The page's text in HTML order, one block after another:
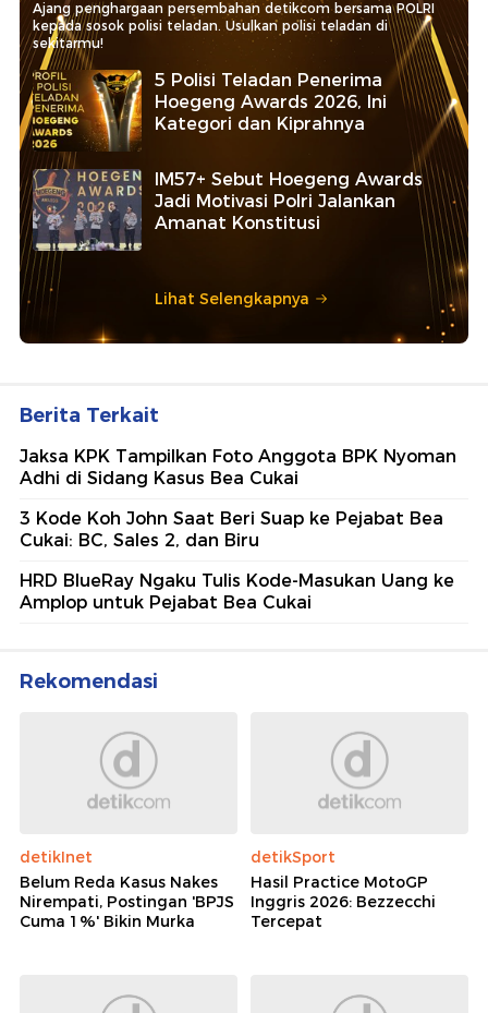
Ajang penghargaan persembahan detikcom bersama POLRI
kepada sosok polisi teladan. Usulkan polisi teladan di
sekitarmu!
5 Polisi Teladan Penerima
Hoegeng Awards 2026, Ini
Kategori dan Kiprahnya
IM57+ Sebut Hoegeng Awards
Jadi Motivasi Polri Jalankan
Amanat Konstitusi
Lihat Selengkapnya
Berita Terkait
Jaksa KPK Tampilkan Foto Anggota BPK Nyoman
Adhi di Sidang Kasus Bea Cukai
3 Kode Koh John Saat Beri Suap ke Pejabat Bea
Cukai: BC, Sales 2, dan Biru
HRD BlueRay Ngaku Tulis Kode-Masukan Uang ke
Amplop untuk Pejabat Bea Cukai
Rekomendasi
detikInet
Belum Reda Kasus Nakes
Nirempati, Postingan 'BPJS
Cuma 1%' Bikin Murka
detikSport
Hasil Practice MotoGP
Inggris 2026: Bezzecchi
Tercepat